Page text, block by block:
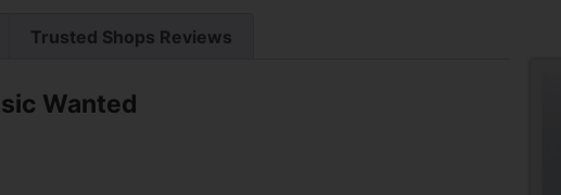
Trusted Shops Reviews
Wanted